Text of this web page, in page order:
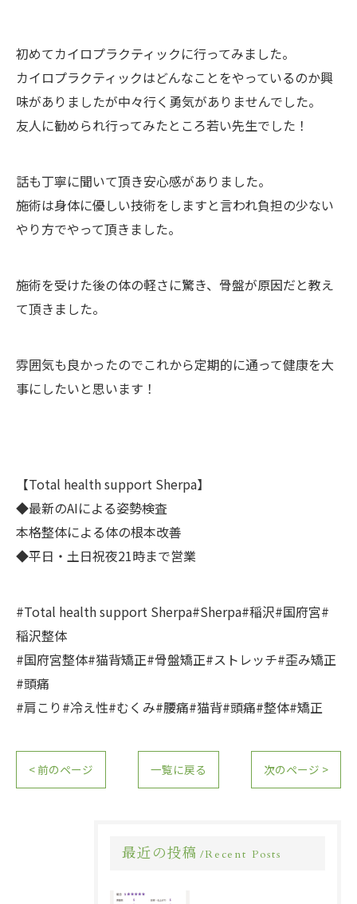
初めてカイロプラクティックに行ってみました。
カイロプラクティックはどんなことをやっているのか興
味がありましたが中々行く勇気がありませんでした。
友人に勧められ行ってみたところ若い先生でした！
話も丁寧に聞いて頂き安心感がありました。
施術は身体に優しい技術をしますと言われ負担の少ない
やり方でやって頂きました。
施術を受けた後の体の軽さに驚き、骨盤が原因だと教え
て頂きました。
雰囲気も良かったのでこれから定期的に通って健康を大
事にしたいと思います！
【Total health support Sherpa】
◆最新のAIによる姿勢検査
本格整体による体の根本改善
◆平日・土日祝夜21時まで営業
#Total health support Sherpa#Sherpa#稲沢#国府宮#
稲沢整体
#国府宮整体#猫背矯正#骨盤矯正#ストレッチ#歪み矯正
#頭痛
#肩こり#冷え性#むくみ#腰痛#猫背#頭痛#整体#矯正
< 前のページ 一覧に戻る 次のページ >
最近の投稿 Recent Posts